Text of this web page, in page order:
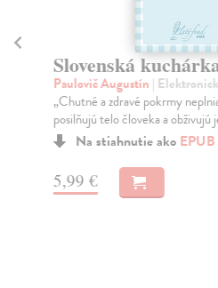
Slovenská
Paulovič Augustín |
„Chutné a zdravé pokrmy
posilňujú telo človeka a obživujú
Na stiahnutie ako EPUB
5,99 €